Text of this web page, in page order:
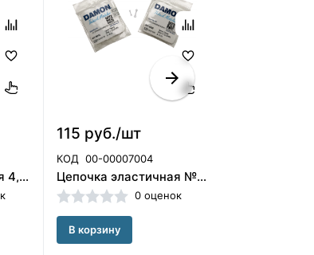
Цепочка эластичная 4,5 м,бесцветная Shinye
115 руб./шт
КОД 00-00007004
Цепочка эластичная №1 ТАЙ-БЭК (1шт), ORMCO
0 оценок
В корзину